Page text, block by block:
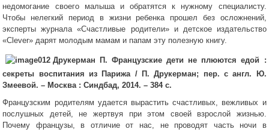
недомогание своего малыша и обратятся к нужному специалисту.
Чтобы нелегкий период в жизни ребенка прошел без осложнений,
эксперты журнала «Счастливые родители» и детское издательство
«Clever» дарят молодым мамам и папам эту полезную книгу.
Друкерман П. Французские дети не плюются едой :
секреты воспитания из Парижа / П. Друкерман; пер. с англ. Ю.
Змеевой. – Москва : Синдбад, 2014. – 384 с.
Французским родителям удается вырастить счастливых, вежливых и
послушных детей, не жертвуя при этом своей взрослой жизнью.
Почему французы, в отличие от нас, не проводят часть ночи в